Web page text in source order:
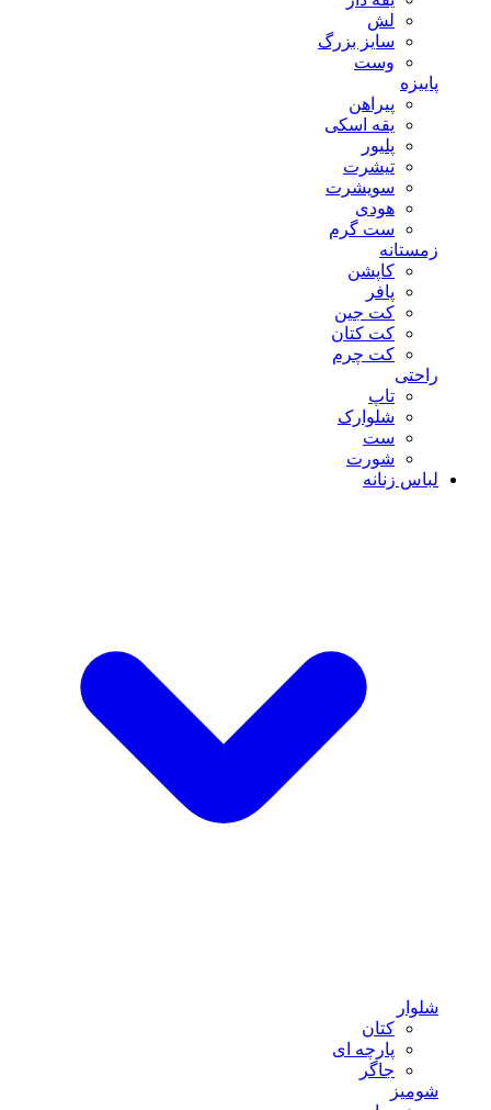
لش
سایز بزرگ
وست
پاییزه
پیراهن
یقه اسکی
پلیور
تیشرت
سویشرت
هودی
ست گرم
زمستانه
کاپشن
پافر
کت جین
کت کتان
کت چرم
راحتی
تاپ
شلوارک
ست
شورت
لباس زنانه
شلوار
کتان
پارچه ای
جاگر
شومیز